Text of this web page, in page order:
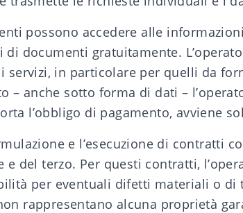
possono accedere alle
di documenti gratuitamente.
servizi, in particolare per quelli da
– anche sotto forma di dati –
l’obbligo di pagamento, avviene
e l’esecuzione di contratti
e del terzo. Per questi contratti,
per eventuali difetti materiali o
rappresentano alcuna proprietà